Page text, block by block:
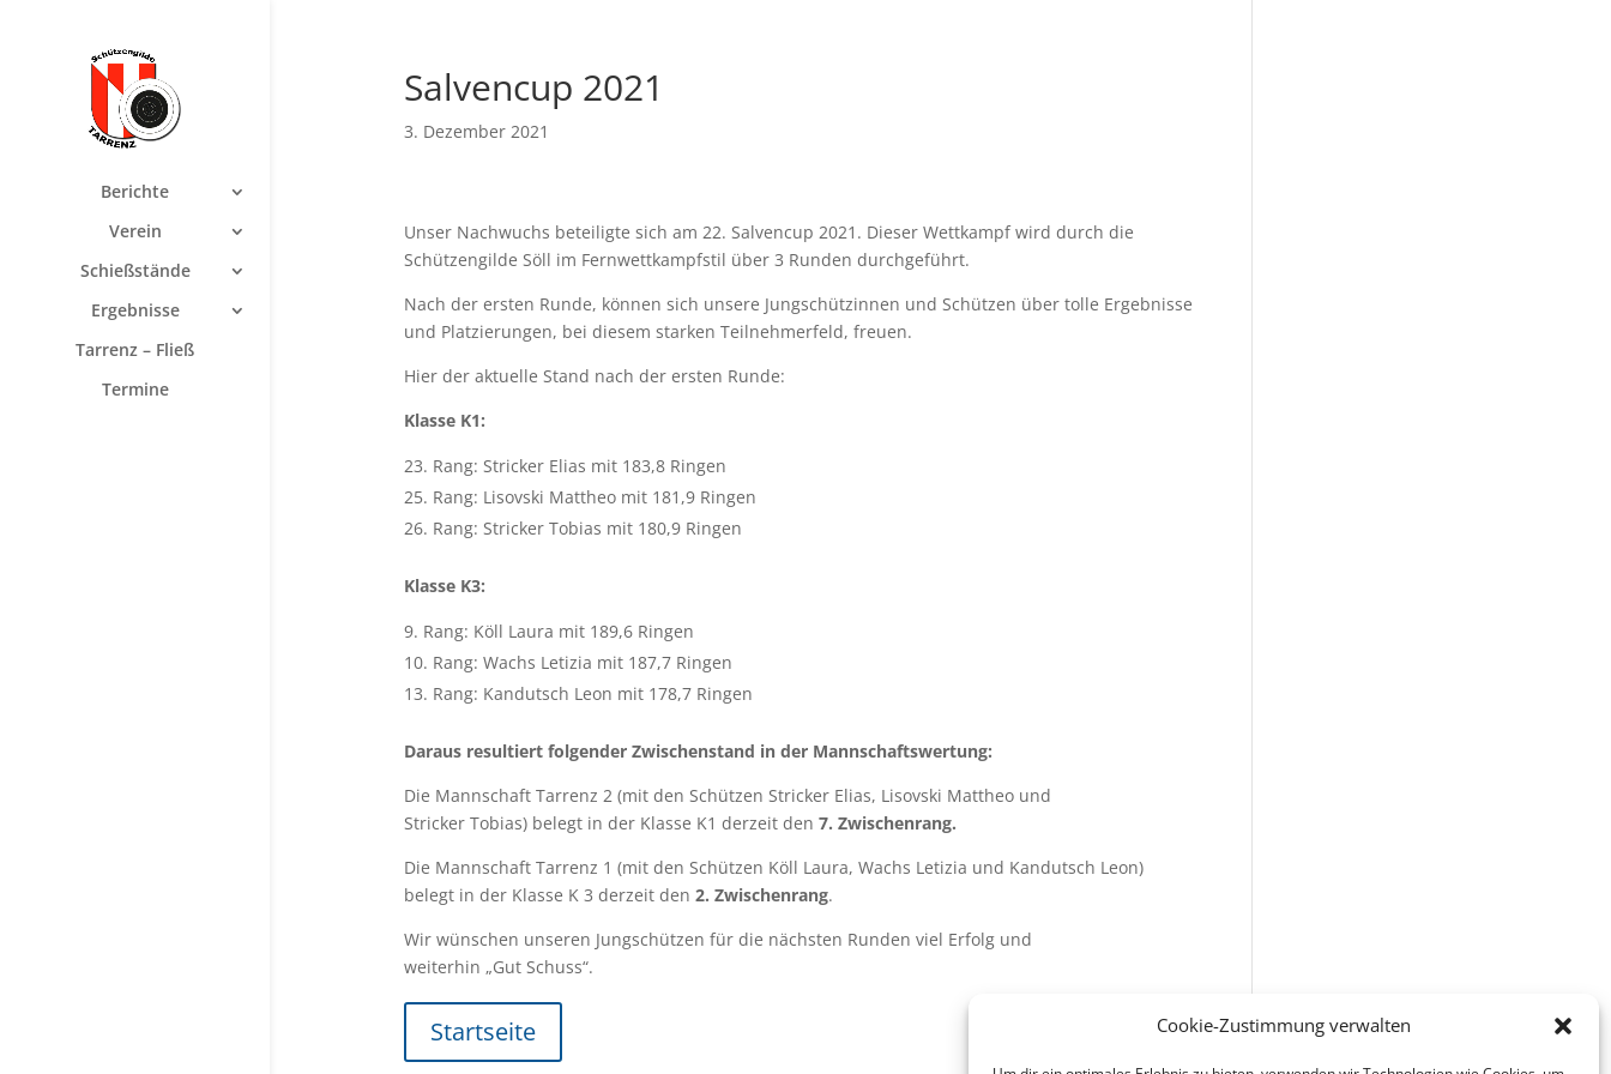
Cookie-Zustimmung verwalten
Berichte
Verein
Schießstände
Ergebnisse
Tarrenz – Fließ
Termine
Salvencup 2021
3. Dezember 2021
Unser Nachwuchs beteiligte sich am 22. Salvencup 2021. Dieser Wettkampf wird durch die
Schützengilde Söll im Fernwettkampfstil über 3 Runden durchgeführt.
Nach der ersten Runde, können sich unsere Jungschützinnen und Schützen über tolle Ergebnisse
und Platzierungen, bei diesem starken Teilnehmerfeld, freuen.
Hier der aktuelle Stand nach der ersten Runde:
Klasse K1:
Rang: Stricker Elias mit 183,8 Ringen
25. Rang: Lisovski Mattheo mit 181,9 Ringen
26. Rang: Stricker Tobias mit 180,9 Ringen
Klasse K3:
Rang: Köll Laura mit 189,6 Ringen
10. Rang: Wachs Letizia mit 187,7 Ringen
13. Rang: Kandutsch Leon mit 178,7 Ringen
Daraus resultiert folgender Zwischenstand in der Mannschaftswertung:
Die Mannschaft Tarrenz 2 (mit den Schützen Stricker Elias, Lisovski Mattheo und
Stricker Tobias) belegt in der Klasse K1 derzeit den 7. Zwischenrang.
Die Mannschaft Tarrenz 1 (mit den Schützen Köll Laura, Wachs Letizia und Kandutsch Leon)
belegt in der Klasse K 3 derzeit den 2. Zwischenrang.
Wir wünschen unseren Jungschützen für die nächsten Runden viel Erfolg und
weiterhin „Gut Schuss“.
Startseite